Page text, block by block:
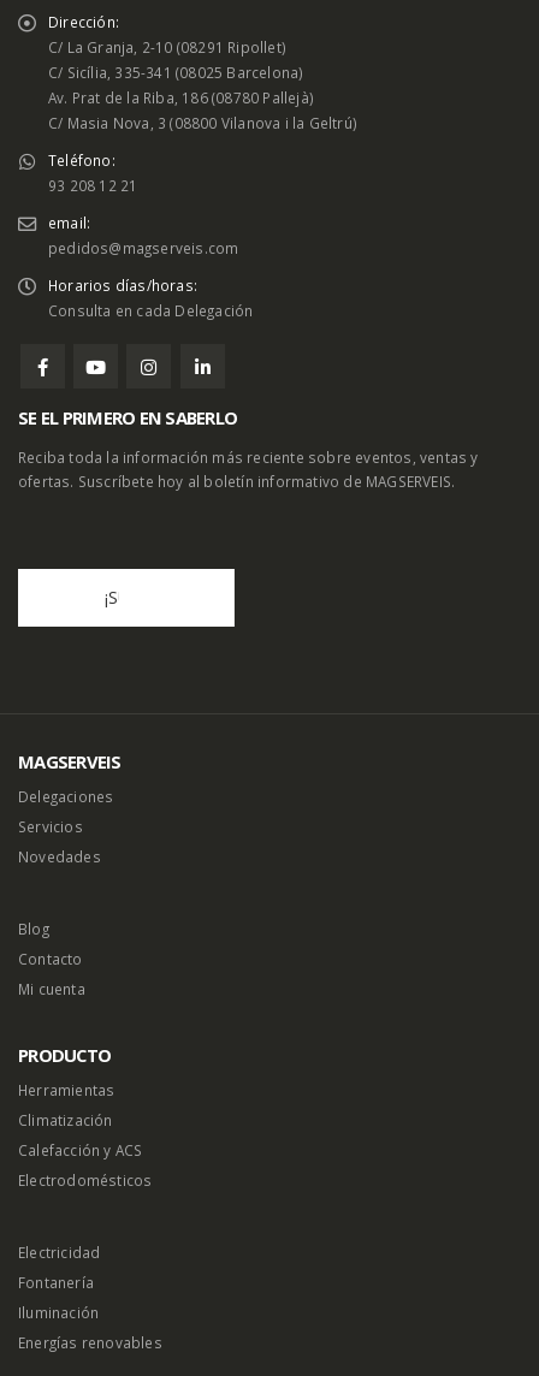
Dirección:
C/ La Granja, 2-10 (08291 Ripollet)
C/ Sicília, 335-341 (08025 Barcelona)
Av. Prat de la Riba, 186 (08780 Pallejà)
C/ Masia Nova, 3 (08800 Vilanova i la Geltrú)
Teléfono:
93 208 12 21
email:
pedidos@magserveis.com
Horarios días/horas:
Consulta en cada Delegación
SE EL PRIMERO EN SABERLO
Reciba toda la información más reciente sobre eventos, ventas y
ofertas. Suscríbete hoy al boletín informativo de MAGSERVEIS.
MAGSERVEIS
Delegaciones
Servicios
Novedades
Blog
Contacto
Mi cuenta
PRODUCTO
Herramientas
Climatización
Calefacción y ACS
Electrodomésticos
Electricidad
Fontanería
Iluminación
Energías renovables